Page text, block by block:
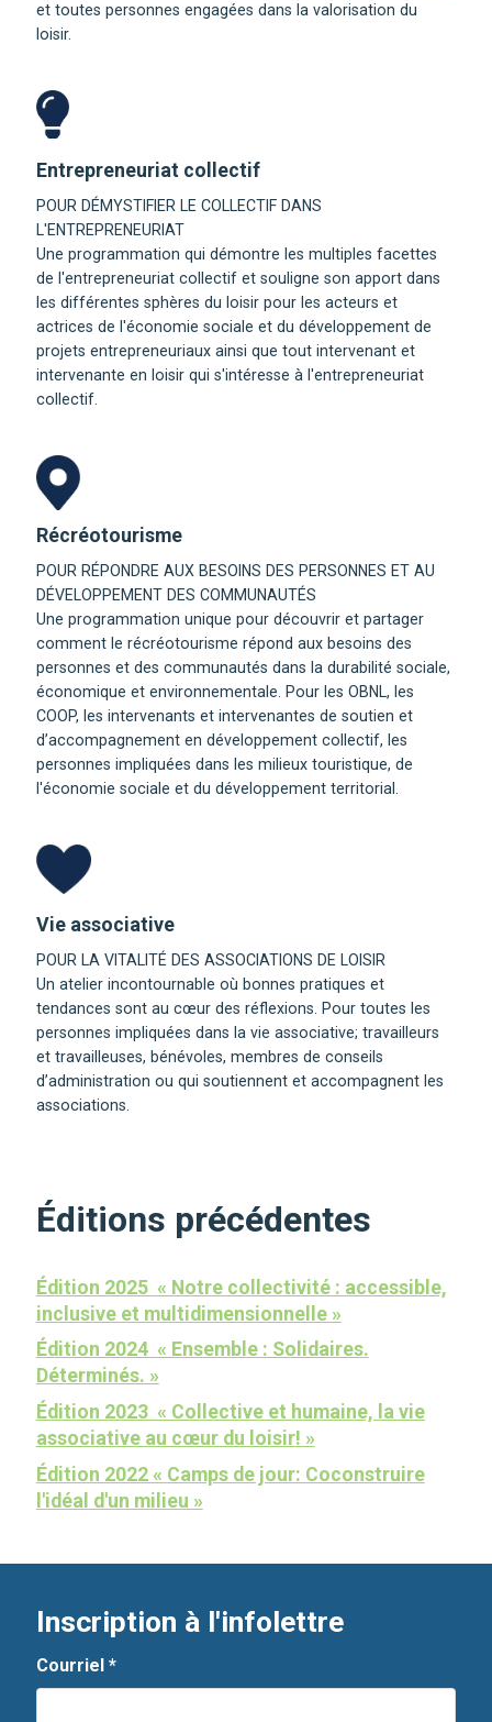
et toutes personnes engagées dans la valorisation du
loisir.
Entrepreneuriat collectif
POUR DÉMYSTIFIER LE COLLECTIF DANS
L'ENTREPRENEURIAT
Une programmation qui démontre les multiples facettes
de l'entrepreneuriat collectif et souligne son apport dans
les différentes sphères du loisir pour les acteurs et
actrices de l'économie sociale et du développement de
projets entrepreneuriaux ainsi que tout intervenant et
intervenante en loisir qui s'intéresse à l'entrepreneuriat
collectif.
Récréotourisme
POUR RÉPONDRE AUX BESOINS DES PERSONNES ET AU
DÉVELOPPEMENT DES COMMUNAUTÉS
Une programmation unique pour découvrir et partager
comment le récréotourisme répond aux besoins des
personnes et des communautés dans la durabilité sociale,
économique et environnementale. ​Pour les OBNL, les
COOP, les intervenants et intervenantes de soutien et
d’accompagnement en développement collectif, les
personnes impliquées dans les milieux touristique, de
l'économie sociale et du développement territorial.
Vie associative
POUR LA VITALITÉ DES ASSOCIATIONS DE LOISIR
Un atelier incontournable où bonnes pratiques et
tendances sont au cœur des réflexions.​ Pour toutes les
personnes impliquées dans la vie associative; travailleurs
et travailleuses, bénévoles, membres de conseils
d’administration ou qui soutiennent et accompagnent les
associations.
Éditions précédentes
Édition 2025 « Notre collectivité : accessible,
inclusive et multidimensionnelle »
Édition 2024 « Ensemble : Solidaires.
Déterminés. »
Édition 2023 « Collective et humaine, la vie
associative au cœur du loisir! »
Édition 2022 « Camps de jour: Coconstruire
l'idéal d'un milieu »
Inscription à l'infolettre
Courriel *